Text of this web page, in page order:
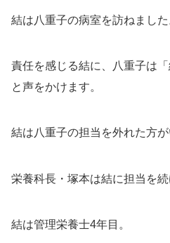
結は八重子の病室を訪ねました
責任を感じる結に、八重子は
と声をかけます。
結は八重子の担当を外れた方が
栄養科長・塚本は結に担当を続
結は管理栄養士4年目。